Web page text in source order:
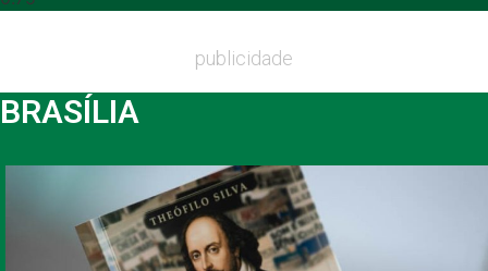
publicidade
BRASÍLIA